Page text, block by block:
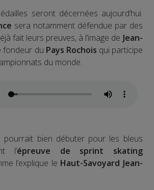
seront décernées aujourd’hui.
sera notamment défendue par des
fait leurs preuves, à l’image de Jean-
fondeur du Pays Rochois qui participe
du monde.
pourrait bien débuter pour les bleus
l’épreuve de sprint skating
l’explique le Haut-Savoyard Jean-